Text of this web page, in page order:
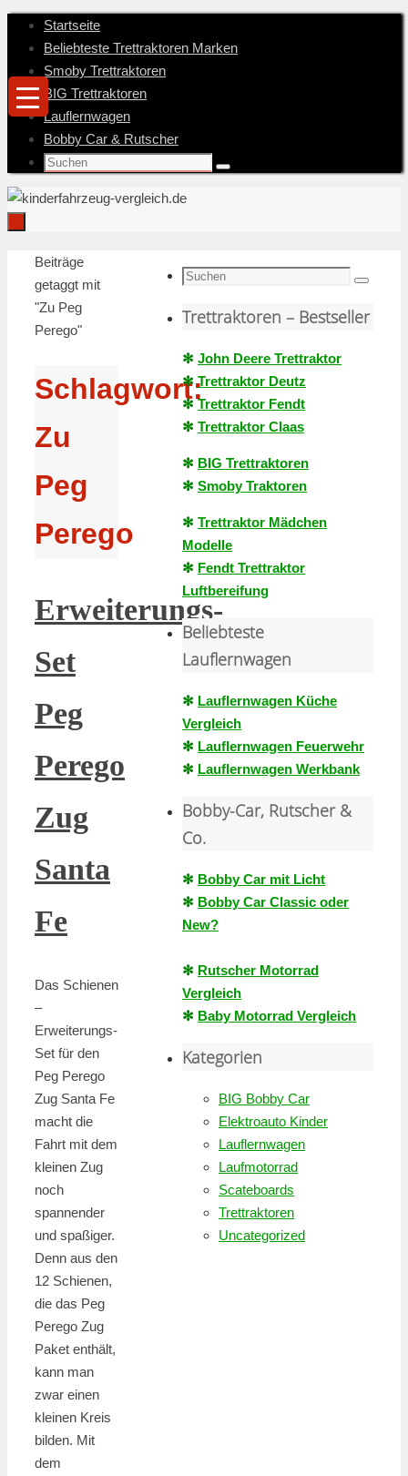
Zum
Inhalt
springen
Startseite
Beliebteste Trettraktoren Marken
Smoby Trettraktoren
BIG Trettraktoren
Lauflernwagen
Bobby Car & Rutscher
Suche
Suchen
Inhalt
springen
Startseite
Beiträge
getaggt mit
"Zu Peg
Perego"
Schlagwort:
Zu
Peg
Perego
Erweiterungs-
Set
Peg
Perego
Zug
Santa
Fe
Das Schienen
–
Erweiterungs-
Set für den
Peg Perego
Zug Santa Fe
macht die
Fahrt mit dem
kleinen Zug
noch
spannender
und spaßiger.
Denn aus den
12 Schienen,
die das Peg
Perego Zug
Paket enthält,
kann man
zwar einen
kleinen Kreis
bilden. Mit
dem
Suche
Suchen
Trettraktoren – Bestseller
✻ John Deere Trettraktor
✻ Trettraktor Deutz
✻ Trettraktor Fendt
✻ Trettraktor Claas
✻ BIG Trettraktoren
✻ Smoby Traktoren
✻ Trettraktor Mädchen
Modelle
✻ Fendt Trettraktor
Luftbereifung
Beliebteste
Lauflernwagen
✻ Lauflernwagen Küche
Vergleich
✻ Lauflernwagen Feuerwehr
✻ Lauflernwagen Werkbank
Bobby-Car, Rutscher &
Co.
✻ Bobby Car mit Licht
✻ Bobby Car Classic oder
New?
✻ Rutscher Motorrad
Vergleich
✻ Baby Motorrad Vergleich
Kategorien
BIG Bobby Car
Elektroauto Kinder
Lauflernwagen
Laufmotorrad
Scateboards
Trettraktoren
Uncategorized